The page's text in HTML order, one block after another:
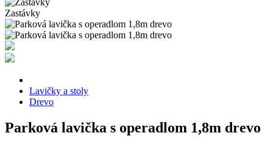
Zastávky
Lavičky a stoly
Drevo
Parková lavička s operadlom 1,8m drevo